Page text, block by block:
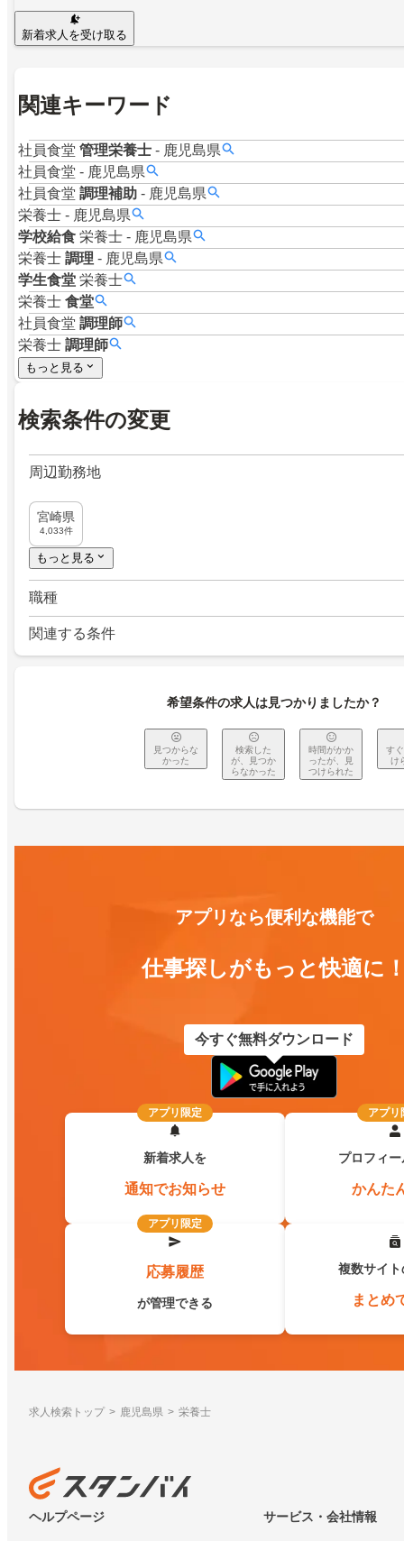
新着求人を受け取る
関連キーワード
社員食堂 管理栄養士 - 鹿児島県
社員食堂 - 鹿児島県
社員食堂 調理補助 - 鹿児島県
栄養士 - 鹿児島県
学校給食 栄養士 - 鹿児島県
栄養士 調理 - 鹿児島県
学生食堂 栄養士
栄養士 食堂
社員食堂 調理師
栄養士 調理師
もっと見る
検索条件の変更
周辺勤務地
宮崎県
4,033件
もっと見る
職種
関連する条件
希望条件の求人は見つかりましたか？
見つからな
かった
検索した
が、見つか
らなかった
時間がかか
ったが、見
つけられた
す
け
アプリなら便利な機能で
仕事探しがもっと快適に
今すぐ無料ダウンロード
アプリ限定
新着求人を
通知でお知らせ
アプリ
プロフィ
かんた
アプリ限定
応募履歴
が管理できる
複数サイ
まとめ
求人検索トップ 鹿児島県 栄養士
ヘルプページ サービス・会社情報